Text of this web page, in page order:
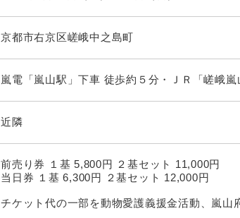
京都市右京区嵯峨中之島町
嵐電「嵐山駅」下車 徒歩約５分・ＪＲ「嵯峨
近隣
前売り券 １基 5,800円 ２基セット 11,000円
当日券 １基 6,300円 ２基セット 12,000円
チケット代の一部を動物愛護義援金活動、嵐